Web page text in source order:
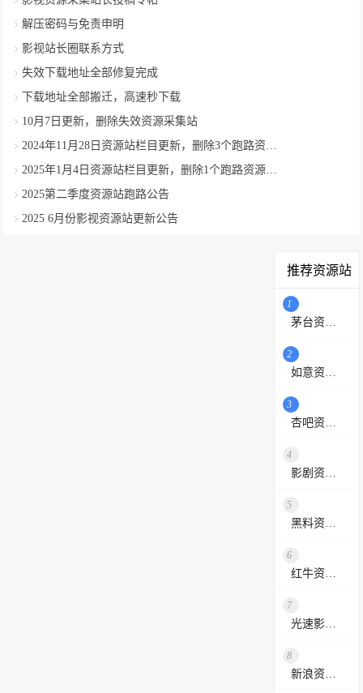
解压密码与免责申明
影视站长圈联系方式
失效下载地址全部修复完成
下载地址全部搬迁，高速秒下载
10月7日更新，删除失效资源采集站
2025第二季度资源站跑路公告
2025 6月份影视资源站更新公告
推荐资源站
1
2
3
4
5
6
7
8